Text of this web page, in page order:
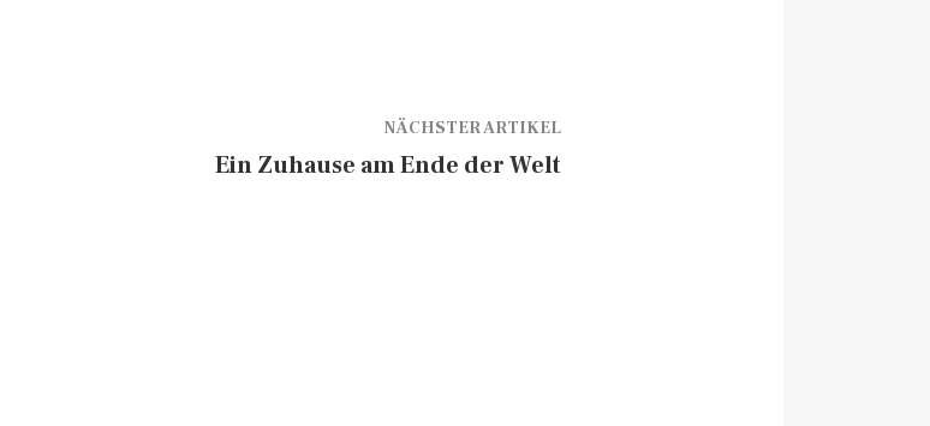
NÄCHSTER ARTIKEL
Ein Zuhause am Ende der Welt